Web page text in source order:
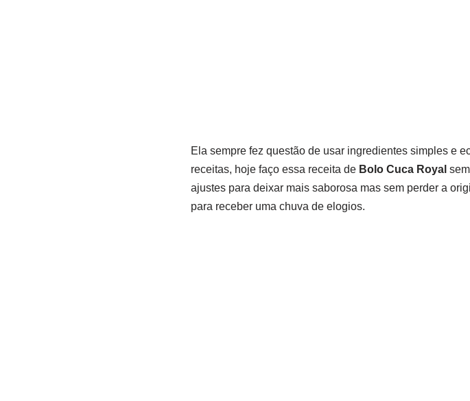
Ela sempre fez questão de usar ingredientes simples e
receitas, hoje faço essa receita de Bolo Cuca Royal
ajustes para deixar mais saborosa mas sem perder a
para receber uma chuva de elogios.